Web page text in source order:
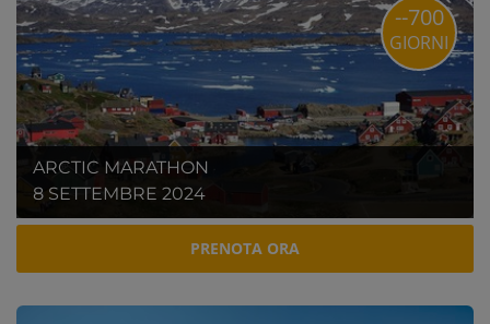
ARCTIC MARATHON
8 SETTEMBRE 2024
--700
GIORNI
PRENOTA ORA